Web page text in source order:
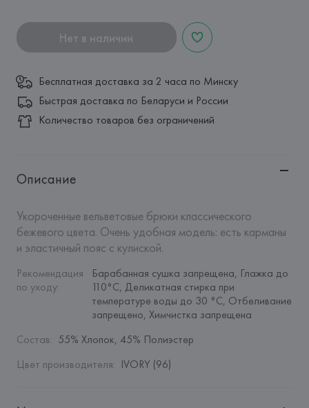
Нет в наличии
Бесплатная доставка за 2 часа по Минску
Быстрая доставка по Беларуси и России
Количество товаров без ограничений
Описание
Укороченные вельветовые брюки классического
бежевого цвета. Очень удобная модель: есть карманы
и эластичный пояс с кулиской.
Рекомендация
по уходу:
Барабанная сушка запрещена, Глажка до
110°C, Деликатная стирка при
температуре воды до 30 °C, Отбеливание
запрещено, Химчистка запрещена
Состав: 55% Хлопок, 45% Полиэстер
Цвет производителя: IVORY (96)